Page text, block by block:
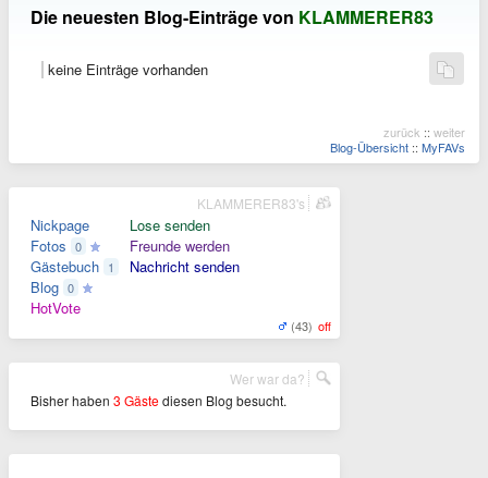
Die neuesten Blog-Einträge von KLAMMERER83
keine Einträge vorhanden
zurück :: weiter
Blog-Übersicht :: MyFAVs
Nickpage
Fotos 0
Gästebuch 1
Blog 0
HotVote
Lose senden
Freunde werden
Nachricht senden
(43) off
KLAMMERER83's
Bisher haben 3 Gästediesen Blog besucht.
Wer war da?